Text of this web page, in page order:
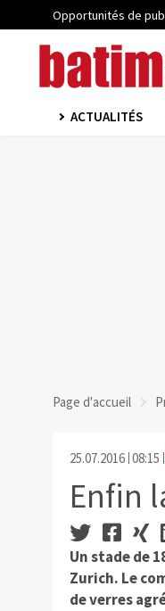
Opportunités de
ACTUALITÉS
Page d'accueil
25.07.2016 08:15
Enfin
Un stade de
Zurich. Le
de verres